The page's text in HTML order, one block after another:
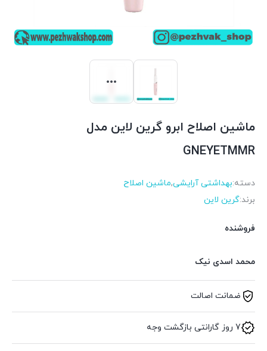
ماشین اصلاح ابرو گرین لاین مدل
GNEYETMMR
دسته:بهداشتی آرایشی,ماشین اصلاح
برند:گرین لاین
فروشنده
محمد اسدی نیک
ضمانت اصالت
7 روز گارانتی بازگشت وجه